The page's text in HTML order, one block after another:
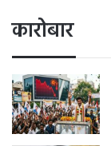
कारोबार